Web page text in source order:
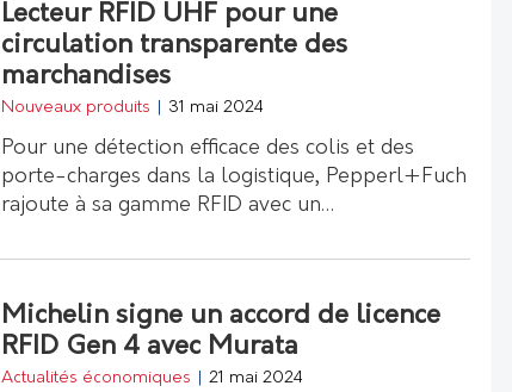
Lecteur RFID UHF pour une
circulation transparente des
marchandises
Nouveaux produits 31 mai 2024
Pour une détection efficace des colis et des
porte-charges dans la logistique, Pepperl+Fuch
rajoute à sa gamme RFID avec un…
Michelin signe un accord de licence
RFID Gen 4 avec Murata
Actualités économiques 21 mai 2024